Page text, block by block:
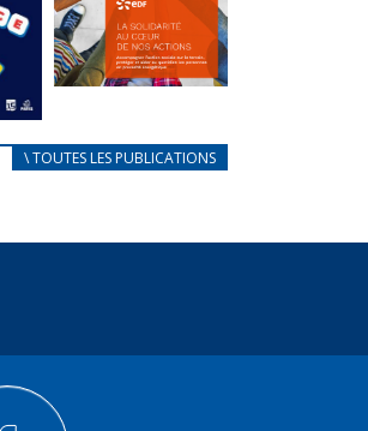
au coeur de
nos actions
\ TOUTES LES PUBLICATIONS